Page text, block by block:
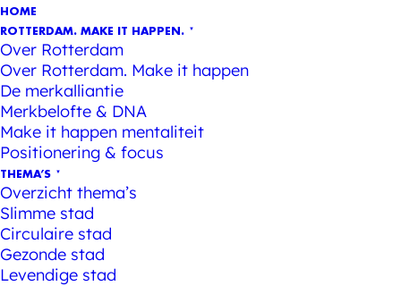
HOME
ROTTERDAM. MAKE IT HAPPEN.
Over Rotterdam
Over Rotterdam. Make it happen
De merkalliantie
Merkbelofte & DNA
Make it happen mentaliteit
Positionering & focus
THEMA’S
Overzicht thema’s
Slimme stad
Circulaire stad
Gezonde stad
Levendige stad